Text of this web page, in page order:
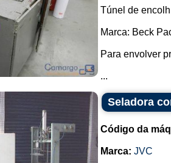
Túnel de
Marca: Beck
Para envolver
...
Seladora
Código da
Marca: JVC